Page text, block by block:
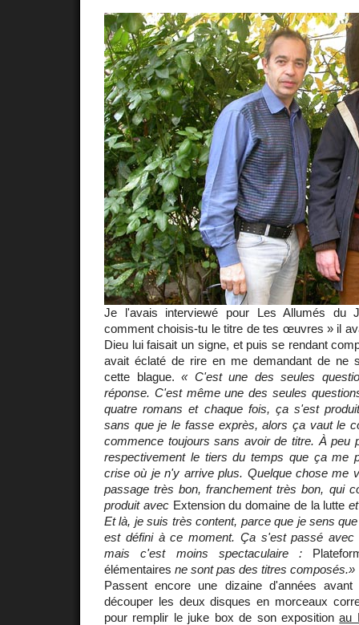
Je l'avais interviewé pour Les Allumés du
comment choisis-tu le titre de tes œuvres » il
Dieu lui faisait un signe, et puis se rendant
avait éclaté de rire en me demandant de ne
cette blague.« C'est une des seules
réponse. C'est même une des seules
quatre romans et chaque fois, ça s'est
sans que je le fasse exprès, alors ça vaut le
commence toujours sans avoir de titre. À peu
respectivement le tiers du temps que ça me
crise où je n'y arrive plus. Quelque chose me
passage très bon, franchement très bon, qui
produit avec Extension du domaine de la lutte
Et là, je suis très content, parce que je sens
est défini à ce moment. Ça s'est passé avec
mais c'est moins spectaculaire :
élémentaires ne sont pas des titres composés.»
Passent encore une dizaine d'années
découper les deux disques en morceaux
pour remplir le juke box de son expositionau